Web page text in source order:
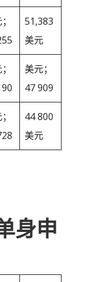
51,383
美元
美元；
47 909
44 800
美元
身申